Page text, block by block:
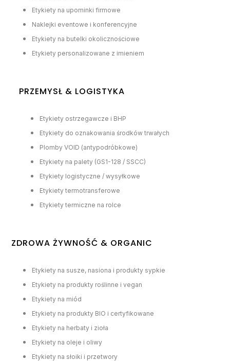
Etykiety na upominki firmowe
Naklejki eventowe i konferencyjne
Etykiety na butelki okolicznościowe
Etykiety personalizowane z imieniem
PRZEMYSŁ & LOGISTYKA
Etykiety ostrzegawcze i BHP
Etykiety do oznakowania środków trwałych
Plomby VOID (antypodróbkowe)
Etykiety na palety (GS1-128 / SSCC)
Etykiety logistyczne / wysyłkowe
Etykiety termotransferowe
Etykiety termiczne na rolce
ZDROWA ŻYWNOŚĆ & ORGANIC
Etykiety na susze, nasiona i produkty sypkie
Etykiety na produkty roślinne i vegan
Etykiety na miód
Etykiety na produkty BIO i certyfikowane
Etykiety na herbaty i zioła
Etykiety na oleje i oliwy
Etykiety na słoiki i przetwory